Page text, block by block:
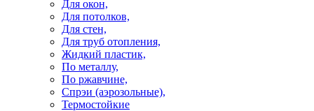
Для окон,
Для потолков,
Для стен,
Для труб отопления,
Жидкий пластик,
По металлу,
По ржавчине,
Спрэи (аэрозольные),
Термостойкие